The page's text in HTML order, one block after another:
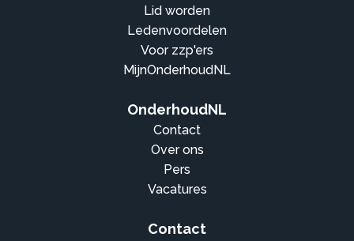
Lid worden
Ledenvoordelen
Voor zzp'ers
MijnOnderhoudNL
OnderhoudNL
Contact
Over ons
Pers
Vacatures
Contact